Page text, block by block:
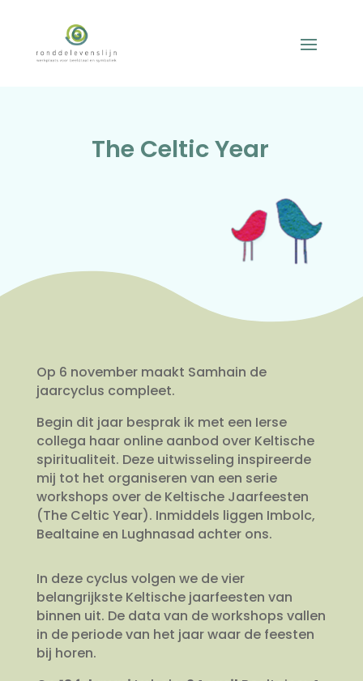
The Celtic Year
Op 6 november maakt Samhain de
jaarcyclus compleet.
Begin dit jaar besprak ik met een Ierse
collega haar online aanbod over Keltische
spiritualiteit. Deze uitwisseling inspireerde
mij tot het organiseren van een serie
workshops over de Keltische Jaarfeesten
(The Celtic Year). Inmiddels liggen Imbolc,
Bealtaine en Lughnasad achter ons.
In deze cyclus volgen we de vier
belangrijkste Keltische jaarfeesten van
binnen uit. De data van de workshops vallen
in de periode van het jaar waar de feesten
bij horen.